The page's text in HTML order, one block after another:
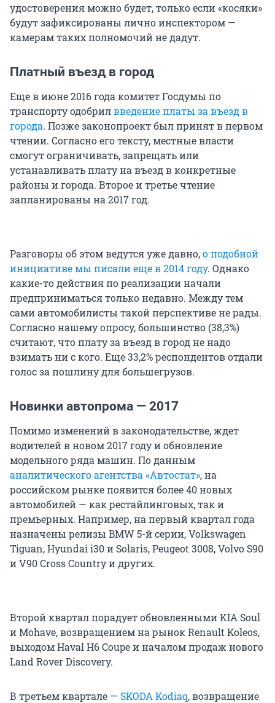
удостоверения можно будет, только если «косяки»
будут зафиксированы лично инспектором —
камерам таких полномочий не дадут.
Платный въезд в город
Еще в июне 2016 года комитет Госдумы по
транспорту одобрилвведение платы за въезд в
города. Позже законопроект был принят в первом
чтении. Согласно его тексту, местные власти
смогут ограничивать, запрещать или
устанавливать плату на въезд в конкретные
районы и города. Второе и третье чтение
запланированы на 2017 год.
Разговоры об этом ведутся уже давно,о подобной
инициативе мы писали еще в 2014 году. Однако
какие-то действия по реализации начали
предприниматься только недавно. Между тем
сами автомобилисты такой перспективе не рады.
Согласно нашему опросу, большинство (38,3%)
считают, что плату за въезд в город не надо
взимать ни с кого. Еще 33,2% респондентов отдали
голос за пошлину для большегрузов.
Новинки автопрома — 2017
Помимо изменений в законодательстве, ждет
водителей в новом 2017 году и обновление
модельного ряда машин. По данным
аналитического агентства «Автостат», на
российском рынке появится более 40 новых
автомобилей — как рестайлинговых, так и
премьерных. Например, на первый квартал года
назначены релизы BMW 5-й серии, Volkswagen
Tiguan, Hyundai i30 и Solaris, Peugeot 3008, Volvo S90
и V90 Cross Country и других.
Второй квартал порадует обновленными KIA Soul
и Mohave, возвращением на рынок Renault Koleos,
выходом Haval H6 Coupe и началом продаж нового
Land Rover Discovery.
В третьем квартале — SKODA Kodiaq, возвращение